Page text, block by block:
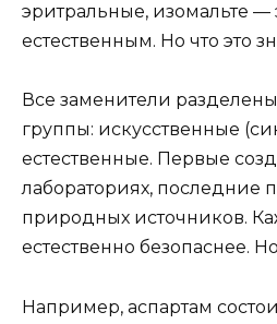
эритральные, изомальте —
естественным. Но что это
Все заменители
группы: искусственные
естественные. Первые
лабораториях, последние
природных источников.
естественно безопаснее.
Например, аспартам